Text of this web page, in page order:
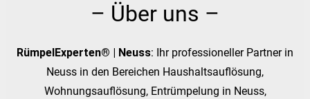
– Über uns –
RümpelExperten® | Neuss: Ihr professioneller Partner in
Neuss in den Bereichen Haushaltsauflösung,
Wohnungsauflösung, Entrümpelung in Neuss,